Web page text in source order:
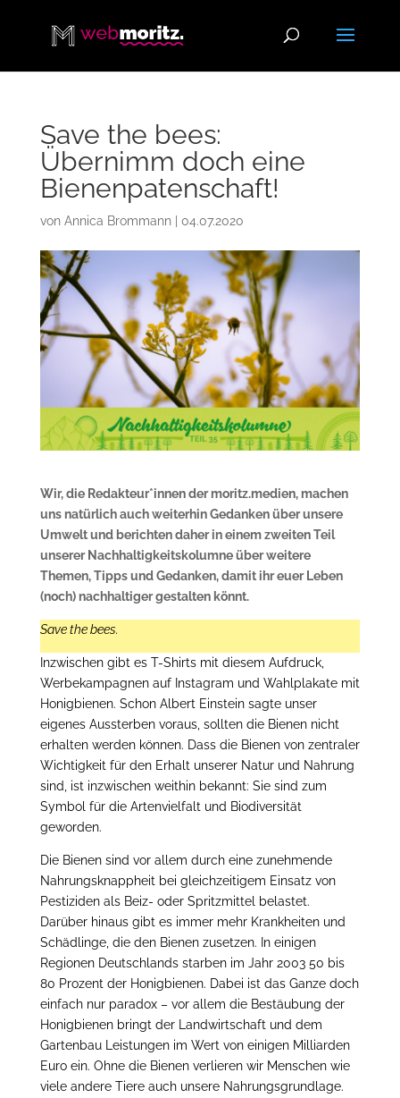
Save the bees:
Übernimm doch eine
Bienenpatenschaft!
von Annica Brommann| 04.07.2020
Wir, die Redakteur*innen der moritz.medien, machen
uns natürlich auch weiterhin Gedanken über unsere
Umwelt und berichten daher in einem zweiten Teil
unserer Nachhaltigkeitskolumne über weitere
Themen, Tipps und Gedanken, damit ihr euer Leben
(noch) nachhaltiger gestalten könnt.
Save the bees.
Inzwischen gibt es T-Shirts mit diesem Aufdruck,
Werbekampagnen auf Instagram und Wahlplakate mit
Honigbienen. Schon Albert Einstein sagte unser
eigenes Aussterben voraus, sollten die Bienen nicht
erhalten werden können. Dass die Bienen von zentraler
Wichtigkeit für den Erhalt unserer Natur und Nahrung
sind, ist inzwischen weithin bekannt: Sie sind zum
Symbol für die Artenvielfalt und Biodiversität
geworden.
Die Bienen sind vor allem durch eine zunehmende
Nahrungsknappheit bei gleichzeitigem Einsatz von
Pestiziden als Beiz- oder Spritzmittel belastet.
Darüber hinaus gibt es immer mehr Krankheiten und
Schädlinge, die den Bienen zusetzen. In einigen
Regionen Deutschlands starben im Jahr 2003 50 bis
80 Prozent der Honigbienen. Dabei ist das Ganze doch
einfach nur paradox – vor allem die Bestäubung der
Honigbienen bringt der Landwirtschaft und dem
Gartenbau Leistungen im Wert von einigen Milliarden
Euro ein. Ohne die Bienen verlieren wir Menschen wie
viele andere Tiere auch unsere Nahrungsgrundlage.